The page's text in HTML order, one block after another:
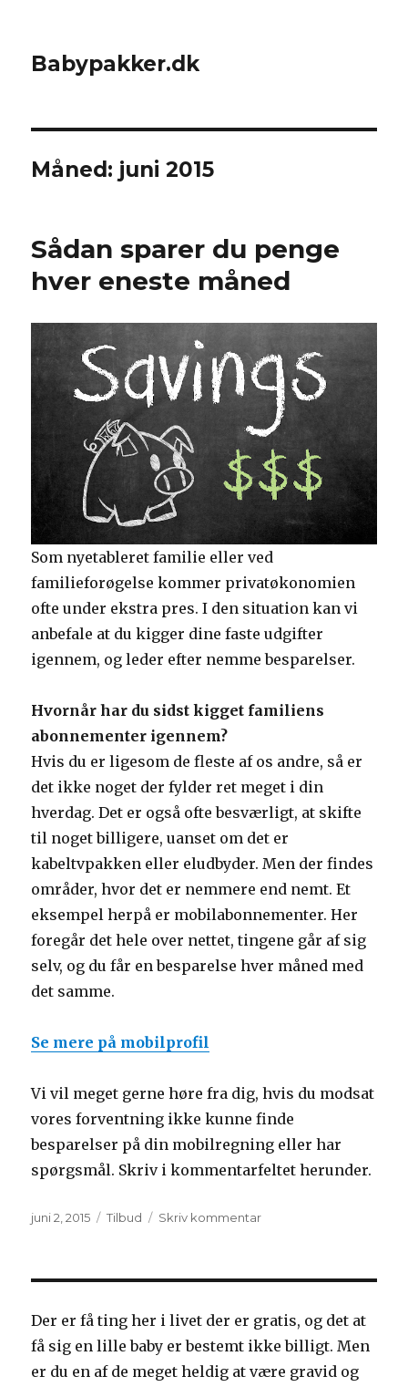
Babypakker.dk
Måned: juni 2015
Sådan sparer du penge
hver eneste måned
Som nyetableret familie eller ved
familieforøgelse kommer privatøkonomien
ofte under ekstra pres. I den situation kan vi
anbefale at du kigger dine faste udgifter
igennem, og leder efter nemme besparelser.
Hvornår har du sidst kigget familiens
abonnementer igennem?
Hvis du er ligesom de fleste af os andre, så er
det ikke noget der fylder ret meget i din
hverdag. Det er også ofte besværligt, at skifte
til noget billigere, uanset om det er
kabeltvpakken eller eludbyder. Men der findes
områder, hvor det er nemmere end nemt. Et
eksempel herpå er mobilabonnementer. Her
foregår det hele over nettet, tingene går af sig
selv, og du får en besparelse hver måned med
det samme.
Se mere på mobilprofil
Vi vil meget gerne høre fra dig, hvis du modsat
vores forventning ikke kunne finde
besparelser på din mobilregning eller har
spørgsmål. Skriv i kommentarfeltet herunder.
Udgivet
juni 2, 2015 Kategorier
Tilbud Skriv kommentartil
hver
eneste
måned
Der er få ting her i livet der er gratis, og det at
få sig en lille baby er bestemt ikke billigt. Men
er du en af de meget heldig at være gravid og